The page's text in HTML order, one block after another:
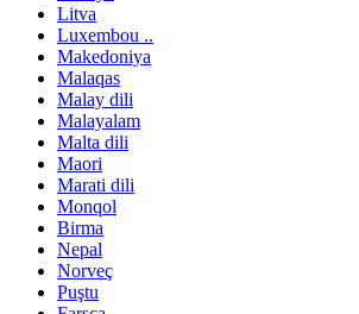
Litva
Luxembou ..
Makedoniya
Malaqas
Malay dili
Malayalam
Malta dili
Maori
Marati dili
Monqol
Birma
Nepal
Norveç
Puştu